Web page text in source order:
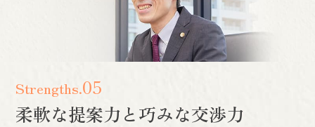
Strengths.05
柔軟な提案力と巧みな交渉力